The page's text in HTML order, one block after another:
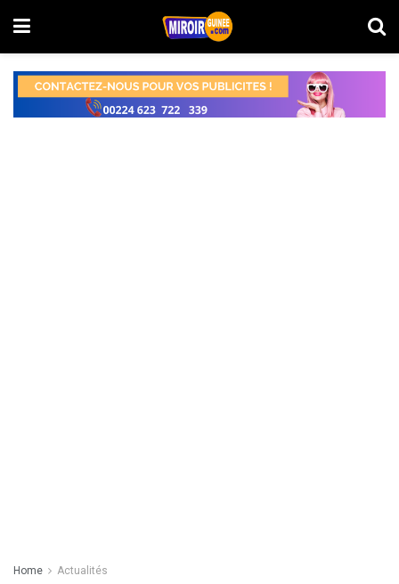
Home Actualités